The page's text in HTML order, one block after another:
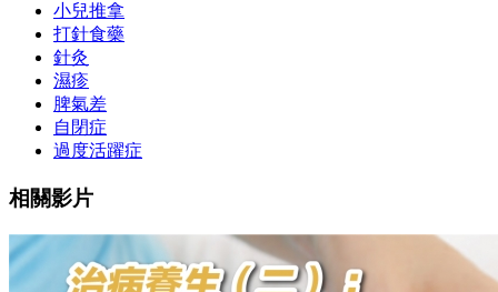
小兒推拿
打針食藥
針灸
濕疹
脾氣差
自閉症
過度活躍症
相關影片